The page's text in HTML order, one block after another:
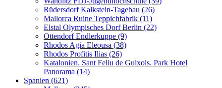
Rüdersdorf Kalkstein-Tagebau (26)
Mallorca Ruine Teppichfabrik (11)
Elstal Olympisches Dorf Berlin (22)
Ottendorf Endlerkuppe (9)
Rhodos Agia Eleousa (38)
Rhodos Profitis Ilias (26)
Katalonien. Sant Feliu de Guixols. Park Hotel
Panorama (14)
Spanien (621)